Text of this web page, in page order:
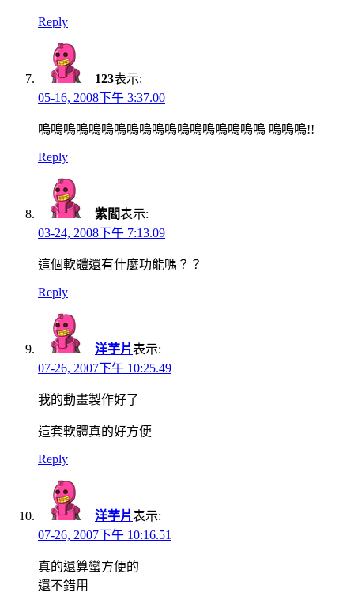
Reply
123表示:
05-16, 2008下午 3:37.00
嗚嗚嗚嗚嗚嗚嗚嗚嗚嗚嗚嗚嗚嗚嗚嗚嗚嗚 嗚嗚嗚!!
Reply
紫閻表示:
03-24, 2008下午 7:13.09
這個軟體還有什麼功能嗎？？
Reply
洋芋片表示:
07-26, 2007下午 10:25.49
我的動畫製作好了
這套軟體真的好方便
Reply
洋芋片表示:
07-26, 2007下午 10:16.51
真的還算蠻方便的
還不錯用